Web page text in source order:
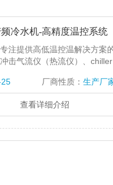
冷水机-高精度温控系统
注提供高低温控温解决方案
击气流仪（热流仪）、
靠性测试提供整套温度环境
机-高精度温控系统
厂商性质： 生产厂
查看详细介绍